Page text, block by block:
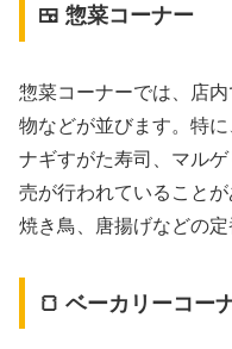
🍱 惣菜コーナー
惣菜コーナーでは、店
物などが並びます。​特
ナギすがた寿司、マル
売が行われていること
焼き鳥、唐揚げなどの定
🍞 ベーカリーコー